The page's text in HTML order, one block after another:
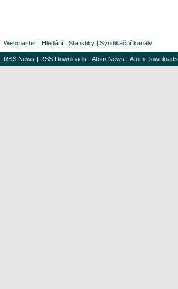
Webmaster | Hledání | Statistiky | Syndikační kanály
RSS News | RSS Downloads | Atom News | Atom Downloads